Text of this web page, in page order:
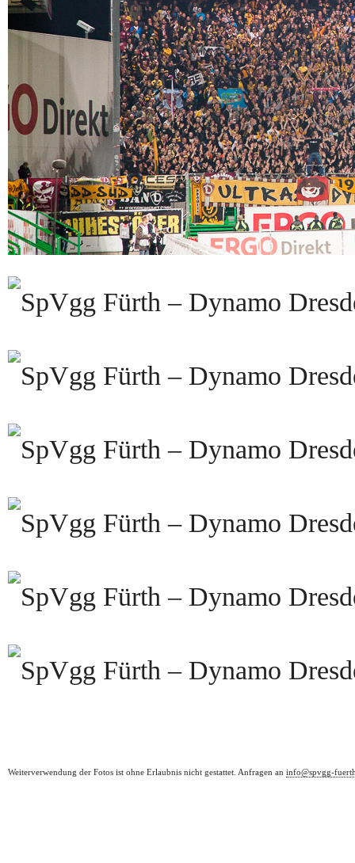
Weiterverwendung der Fotos ist ohne Erlaubnis nicht gestattet. Anfragen an info@spvgg-